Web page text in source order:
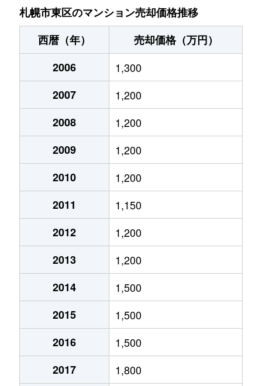
北７条東
4,900万円 札幌(ＪＲ)
北７条東
3,500万円 東区役所前
北８条東
1,200万円
北８条東
1,400万円
北８条東
390万円
北８条東
390万円
北８条東
300万円
北８条東
3,000万円
北８条東
2,600万円
北９条東
3,400万円
北１０条東
1,800万円
北１０条東
1,900万円
北１２条東
1,800万円
北１２条東
2,700万円
札幌市東区のマンション売却価格推移
西暦（年）
売却価格（万円）
2006
1,300
2007
1,200
2008
1,200
2009
1,200
2010
1,200
2011
1,150
2012
1,200
2013
1,200
2014
1,500
2015
1,500
2016
1,500
2017
1,800